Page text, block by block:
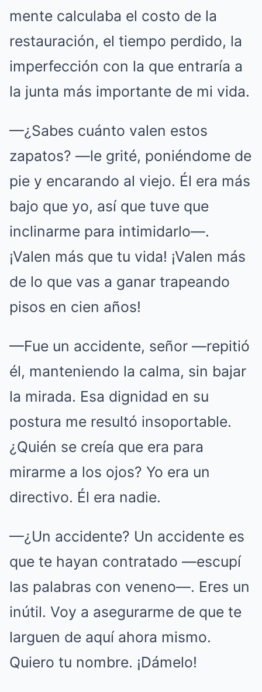
mente calculaba el costo de la
restauración, el tiempo perdido, la
imperfección con la que entraría a
la junta más importante de mi vida.
—¿Sabes cuánto valen estos
zapatos? —le grité, poniéndome de
pie y encarando al viejo. Él era más
bajo que yo, así que tuve que
inclinarme para intimidarlo—.
¡Valen más que tu vida! ¡Valen más
de lo que vas a ganar trapeando
pisos en cien años!
—Fue un accidente, señor —repitió
él, manteniendo la calma, sin bajar
la mirada. Esa dignidad en su
postura me resultó insoportable.
¿Quién se creía que era para
mirarme a los ojos? Yo era un
directivo. Él era nadie.
—¿Un accidente? Un accidente es
que te hayan contratado —escupí
las palabras con veneno—. Eres un
inútil. Voy a asegurarme de que te
larguen de aquí ahora mismo.
Quiero tu nombre. ¡Dámelo!